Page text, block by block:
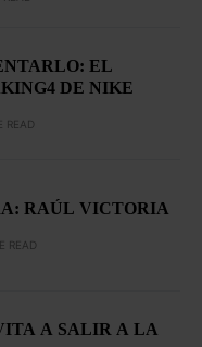
EL
DE NIKE
READ
RAÚL VICTORIA
READ
A SALIR A LA